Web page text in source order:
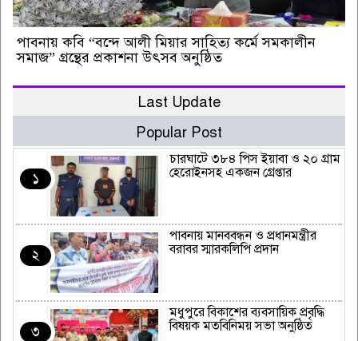
পাবনায় কবি “বন্দে আলী মিয়ার সাহিত্য কর্মে সমকালীন
সমাজ” গ্রন্থের প্রকাশনা উৎসব অনুষ্ঠিত
Last Update
Popular Post
১
চারঘাটে ৩৮৪ পিস ইয়াবা ও ২০ গ্রাম
হেরোইনসহ একজন গ্রেপ্তার
২
পাবনায় মানববন্ধন ও প্রধানমন্ত্রীর
বরাবর স্মারকলিপি প্রদান
৩
মধুপুরে বিকাশের ব্যবসায়িক প্রবৃদ্ধি
বিষয়ক মতবিনিময় সভা অনুষ্ঠিত